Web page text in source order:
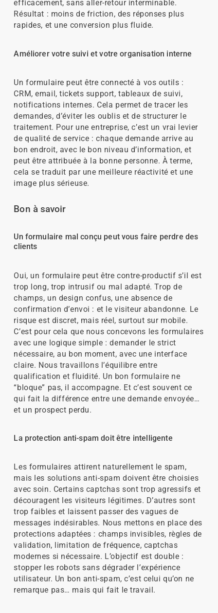
efficacement, sans aller-retour interminable.
Résultat : moins de friction, des réponses plus
rapides, et une conversion plus fluide.
Améliorer votre suivi et votre organisation interne
Un formulaire peut être connecté à vos outils :
CRM, email, tickets support, tableaux de suivi,
notifications internes. Cela permet de tracer les
demandes, d’éviter les oublis et de structurer le
traitement. Pour une entreprise, c’est un vrai levier
de qualité de service : chaque demande arrive au
bon endroit, avec le bon niveau d’information, et
peut être attribuée à la bonne personne. À terme,
cela se traduit par une meilleure réactivité et une
image plus sérieuse.
Bon à savoir
Un formulaire mal conçu peut vous faire perdre des
clients
Oui, un formulaire peut être contre-productif s’il est
trop long, trop intrusif ou mal adapté. Trop de
champs, un design confus, une absence de
confirmation d’envoi : et le visiteur abandonne. Le
risque est discret, mais réel, surtout sur mobile.
C’est pour cela que nous concevons les formulaires
avec une logique simple : demander le strict
nécessaire, au bon moment, avec une interface
claire. Nous travaillons l’équilibre entre
qualification et fluidité. Un bon formulaire ne
“bloque” pas, il accompagne. Et c’est souvent ce
qui fait la différence entre une demande envoyée…
et un prospect perdu.
La protection anti-spam doit être intelligente
Les formulaires attirent naturellement le spam,
mais les solutions anti-spam doivent être choisies
avec soin. Certains captchas sont trop agressifs et
découragent les visiteurs légitimes. D’autres sont
trop faibles et laissent passer des vagues de
messages indésirables. Nous mettons en place des
protections adaptées : champs invisibles, règles de
validation, limitation de fréquence, captchas
modernes si nécessaire. L’objectif est double :
stopper les robots sans dégrader l’expérience
utilisateur. Un bon anti-spam, c’est celui qu’on ne
remarque pas… mais qui fait le travail.